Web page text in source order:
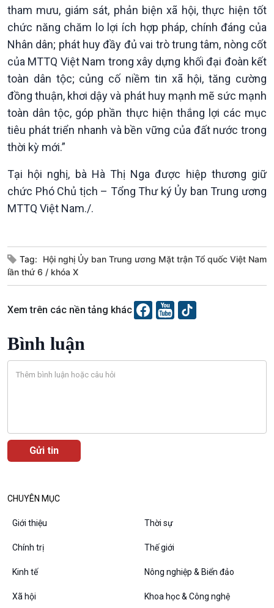
Câu chuyện thời sự
Diễn đàn chủ nhật
VOV1 đặc biệt
Chân dung cuộc sống
tham mưu, giám sát, phản biện xã hội, thực hiện tốt
chức năng chăm lo lợi ích hợp pháp, chính đáng của
Nhân dân; phát huy đầy đủ vai trò trung tâm, nòng cốt
của MTTQ Việt Nam trong xây dựng khối đại đoàn kết
toàn dân tộc; củng cố niềm tin xã hội, tăng cường
đồng thuận, khơi dậy và phát huy mạnh mẽ sức mạnh
toàn dân tộc, góp phần thực hiện thắng lợi các mục
tiêu phát triển nhanh và bền vững của đất nước trong
thời kỳ mới.”
Tại hội nghị, bà Hà Thị Nga được hiệp thương giữ
chức Phó Chủ tịch – Tổng Thư ký Ủy ban Trung ương
MTTQ Việt Nam./.
Tag:
Hội nghị Ủy ban Trung ương Mặt trận Tổ quốc Việt Nam
lần thứ 6
khóa X
Xem trên các nền tảng khác
Bình luận
CHUYÊN MỤC
Giới thiệu Thời sự
Chính trị Thế giới
Kinh tế Nông nghiệp & Biển đảo
Xã hội Khoa học & Công nghệ